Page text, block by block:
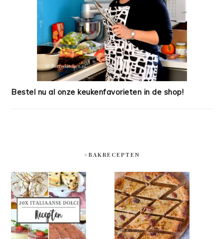
Bestel nu al onze keukenfavorieten in de shop!
#BAKRECEPTEN